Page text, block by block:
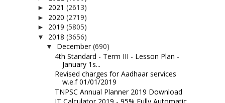
► 2021 (2613)
► 2020 (2719)
► 2019 (5805)
▼ 2018 (3656)
▼ December(690)
4th Standard - Term III - Lesson Plan -
January 1s...
Revised charges for Aadhaar services
w.e.f 01/01/2019
TNPSC Annual Planner 2019 Download